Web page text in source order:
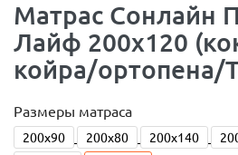
Матраc Сонлайн
Лайф 200x120
койра/ортопена/
Размеры матраса
200x90 200x80 200x140